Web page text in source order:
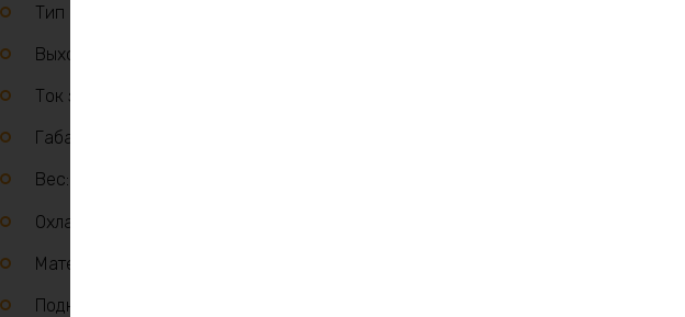
Тип аккумуляторов: LiFePO4 / Li-NMC
Выходное напряжение: 14.6 В
Ток заряда: 30 А
Габариты: 210×95×75 мм
Вес: 1.3 кг
Охлаждение: активное
Материал корпуса: алюминий
Подключение к АКБ: зажимы типа «крокодил»